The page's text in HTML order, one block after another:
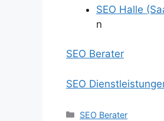
SEO Halle
n
SEO Berater
SEO
Kategorien
SEO Berater